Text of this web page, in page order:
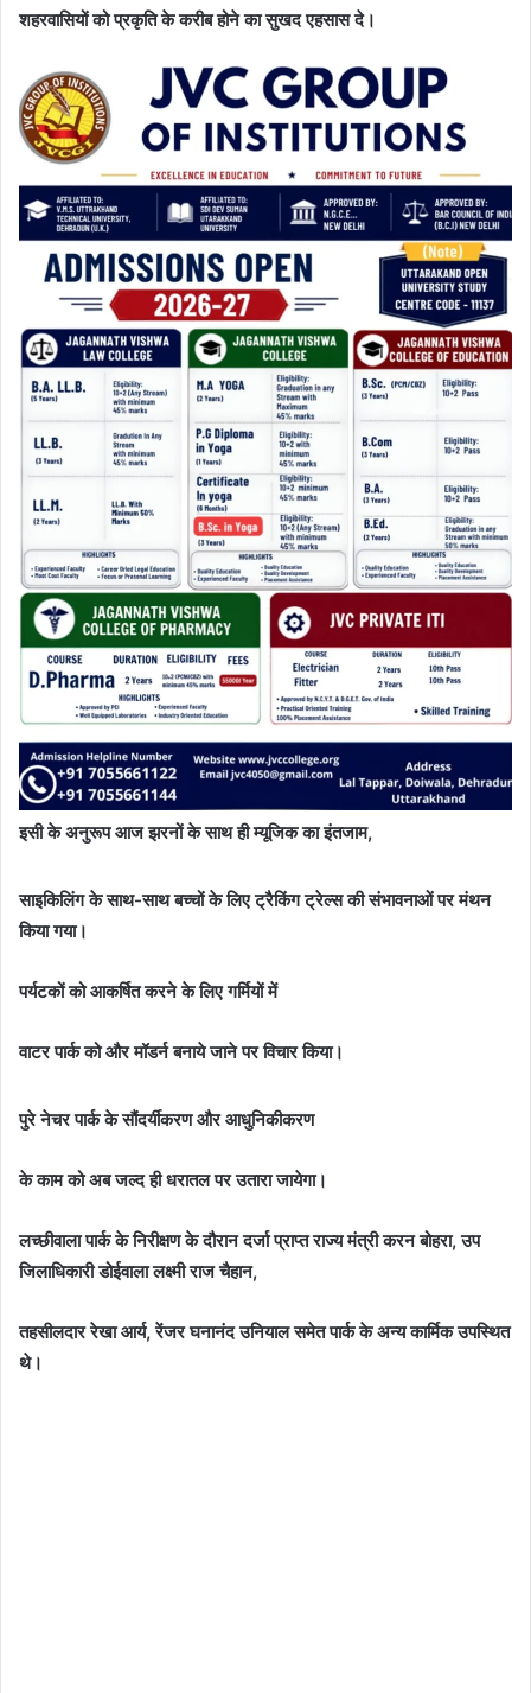
शहरवासियों को प्रकृति के करीब होने का सुखद एहसास दे।
इसी के अनुरूप आज झरनों के साथ ही म्यूजिक का इंतजाम,
साइकिलिंग के साथ-साथ बच्चों के लिए ट्रैकिंग ट्रेल्स की संभावनाओं पर मंथन
किया गया।
पर्यटकों को आकर्षित करने के लिए गर्मियों में
वाटर पार्क को और मॉडर्न बनाये जाने पर विचार किया।
पुरे नेचर पार्क के सौंदर्यीकरण और आधुनिकीकरण
के काम को अब जल्द ही धरातल पर उतारा जायेगा।
लच्छीवाला पार्क के निरीक्षण के दौरान दर्जा प्राप्त राज्य मंत्री करन बोहरा, उप
जिलाधिकारी डोईवाला लक्ष्मी राज चैहान,
तहसीलदार रेखा आर्य, रेंजर घनानंद उनियाल समेत पार्क के अन्य कार्मिक उपस्थित
थे।